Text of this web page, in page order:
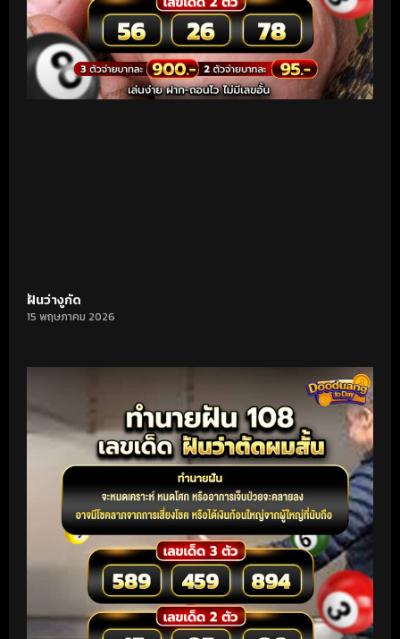
ฝันว่างูกัด
15 พฤษภาคม 2026